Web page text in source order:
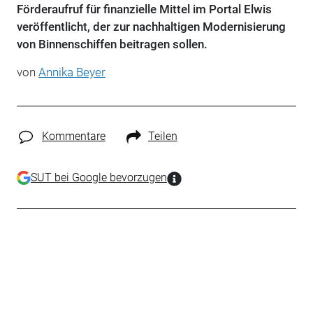
Förderaufruf für finanzielle Mittel im Portal Elwis
veröffentlicht, der zur nachhaltigen Modernisierung
von Binnenschiffen beitragen sollen.
von Annika Beyer
Kommentare Teilen
SUT bei Google bevorzugen